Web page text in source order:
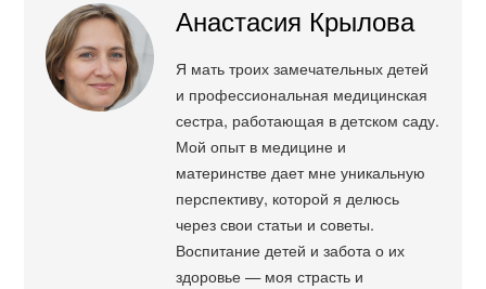
Анастасия Крылова
Я мать троих замечательных детей
и профессиональная медицинская
сестра, работающая в детском саду.
Мой опыт в медицине и
материнстве дает мне уникальную
перспективу, которой я делюсь
через свои статьи и советы.
Воспитание детей и забота о их
здоровье — моя страсть и